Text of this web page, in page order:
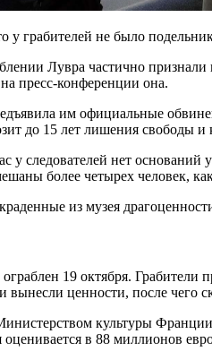
у грабителей не было
Лувра частично
пресс-конференции она.
им официальные
до 15 лет лишения свободы
у следователей нет
более четырех человек,
из музея
19 октября. Грабители
вынесли ценности, после чего
культуры
в 88 миллионов